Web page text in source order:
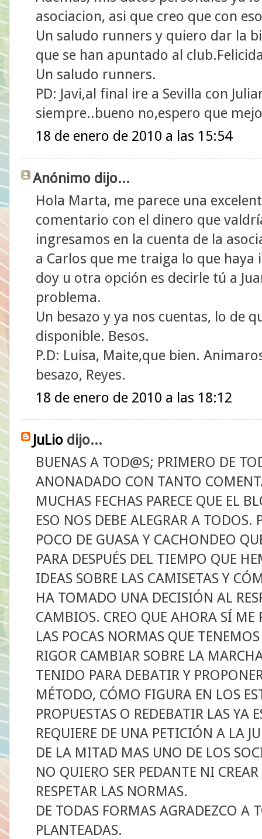
asociacion, asi que creo que con
Un saludo runners y quiero dar la
que se han apuntado al
Un saludo runners.
PD: Javi,al final ire a Sevilla con
siempre..bueno no,espero que
18 de enero de 2010 a las 15:54
Anónimo dijo...
Hola Marta, me parece una
comentario con el dinero que
ingresamos en la cuenta de la
a Carlos que me traiga lo que
doy u otra opción es decirle tú a
problema.
Un besazo y ya nos cuentas, lo de
disponible. Besos.
P.D: Luisa, Maite,que bien.
besazo, Reyes.
18 de enero de 2010 a las 18:12
JuLio dijo...
BUENAS A TOD@S; PRIMERO DE
ANONADADO CON TANTO
MUCHAS FECHAS PARECE QUE EL
ESO NOS DEBE ALEGRAR A
POCO DE GUASA Y CACHONDEO
PARA DESPUÉS DEL TIEMPO QUE
IDEAS SOBRE LAS CAMISETAS Y
HA TOMADO UNA DECISIÓN AL
CAMBIOS. CREO QUE AHORA SÍ ME
LAS POCAS NORMAS QUE
RIGOR CAMBIAR SOBRE LA
TENIDO PARA DEBATIR Y
MÉTODO, CÓMO FIGURA EN LOS
PROPUESTAS O REDEBATIR LAS YA
REQUIERE DE UNA PETICIÓN A LA
DE LA MITAD MAS UNO DE LOS
NO QUIERO SER PEDANTE NI
RESPETAR LAS NORMAS.
DE TODAS FORMAS AGRADEZCO A
PLANTEADAS.